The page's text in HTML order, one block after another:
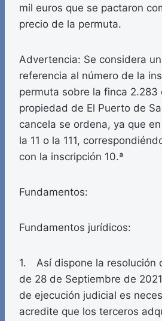
mil euros que se pactaron
precio de la permuta.
Advertencia: Se considera
referencia al número de la
permuta sobre la finca 2.283
propiedad de El Puerto de
cancela se ordena, ya que
la 11 o la 111,
con la inscripción 10.ª
Fundamentos:
Fundamentos jurídicos:
1. Así dispone la resolución
de 28 de Septiembre de
de ejecución judicial es
acredite que los terceros